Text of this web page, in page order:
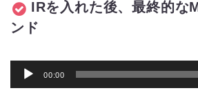
IRを入れた後、最終的な
ンド
声
00:00